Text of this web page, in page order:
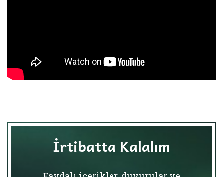
İrtibatta Kalalım